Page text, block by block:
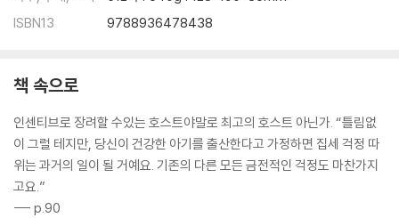
ISBN13
9788936478438
책 속으로
인센티브로 장려할 수있는 호스트야말로 최고의 호스트 아닌가. “틀림없
이 그럴 테지만, 당신이 건강한 아기를 출산한다고 가정하면 집세 걱정 따
위는 과거의 일이 될 거예요. 기존의 다른 모든 금전적인 걱정도 마찬가지
고요.”
--- p.90